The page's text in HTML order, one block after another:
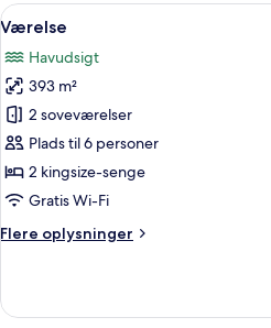
Indlæs
alle
billeder
af
Værelse
6
Værelse
Havudsigt
393 m²
2 soveværelser
Plads til 6 personer
2 kingsize-senge
Gratis Wi-Fi
Flere oplysninger
Flere